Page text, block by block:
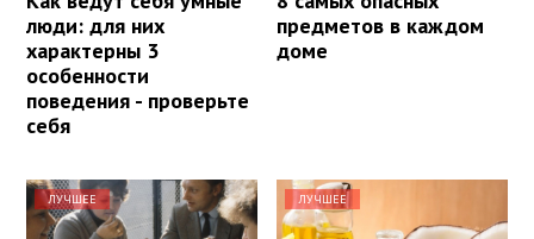
люди: для них
характерны 3
особенности
поведения - проверьте
себя
предметов в каждом
доме
ЛУЧШЕЕ ЛУЧШЕЕ